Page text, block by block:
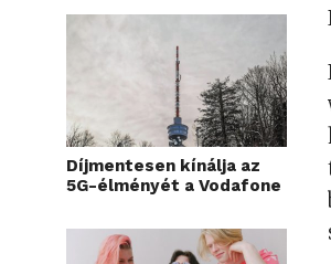
Díjmentesen kínálja az
5G-élményét a Vodafone